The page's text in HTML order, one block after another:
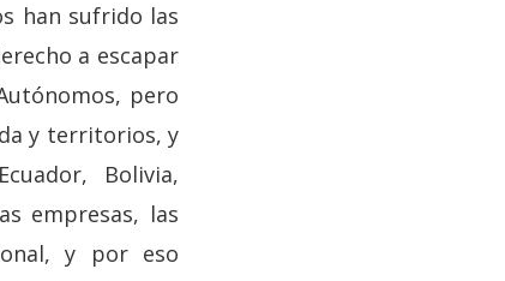
han sufrido las
a escapar
pero
y territorios, y
Bolivia,
empresas, las
y por eso